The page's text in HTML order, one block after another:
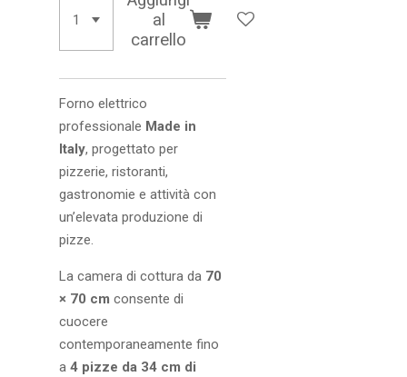
al
carrello
Forno elettrico
professionale Made in
Italy, progettato per
pizzerie, ristoranti,
gastronomie e attività con
un’elevata produzione di
pizze.
La camera di cottura da 70
× 70 cm consente di
cuocere
contemporaneamente fino
a 4 pizze da 34 cm di